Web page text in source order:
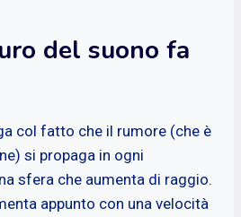
del suono fa
col fatto che il rumore (che è
si propaga in ogni
sfera che aumenta di raggio.
appunto con una velocità